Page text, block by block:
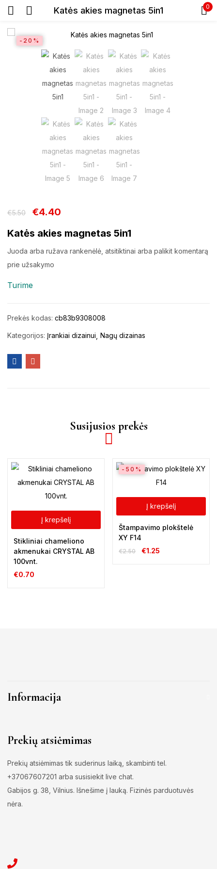
Katės akies magnetas 5in1 0
-20%
€5.50 €4.40
Katės akies magnetas 5in1
Juoda arba ružava rankenėlė, atsitiktinai arba palikit komentarą
prie užsakymo
Turime
Prekės kodas: cb83b9308008
Kategorijos: Įrankiai dizainui Nagų dizainas
Susijusios prekės
Į krepšelį
Stikliniai chameliono
akmenukai CRYSTAL AB
100vnt.
€0.70
Į krepšelį
-50%
Štampavimo plokštelė
XY F14
€2.50 €1.25
Informacija
Prekių atsiėmimas
Prekių atsiėmimas tik suderinus laiką, skambinti tel.
+37067607201 arba susisiekit live chat.
Gabijos g. 38, Vilnius. Išnešime į lauką. Fizinės parduotuvės
nėra.
Prisiminti slaptažodį
Pamiršote slaptažodį?
Prisijungti